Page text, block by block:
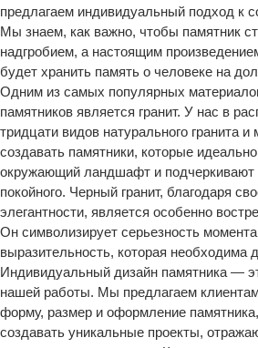
предлагаем индивидуальный подход к
Мы знаем, как важно, чтобы памятник
надгробием, а настоящим
будет хранить память о человеке на
Одним из самых популярных
памятников является гранит. У нас в
тридцати видов натурального гранита
создавать памятники, которые
окружающий ландшафт и подчеркивают
покойного. Черный гранит, благодаря
элегантности, является особенно
Он символизирует серьезность
выразительность, которая необходима
Индивидуальный дизайн памятника —
нашей работы. Мы предлагаем
форму, размер и оформление
создавать уникальные проекты,